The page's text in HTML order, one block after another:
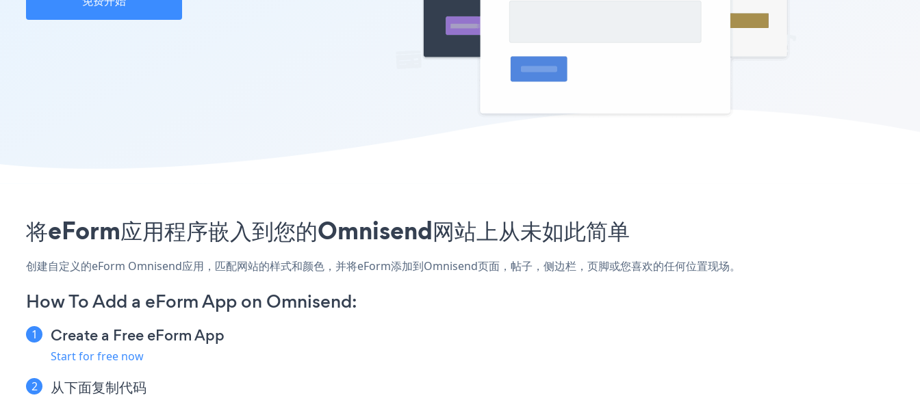
将eForm应用程序嵌入到您的Omnisend网站上从未如此简单
创建自定义的eForm Omnisend应用，匹配网站的样式和颜色，并将eForm添加到Omnisend页面，帖子，侧边栏，页脚或您喜欢的任何位置现场。
How To Add a eForm App on Omnisend:
Create a Free eForm App
Start for free now
从下面复制代码